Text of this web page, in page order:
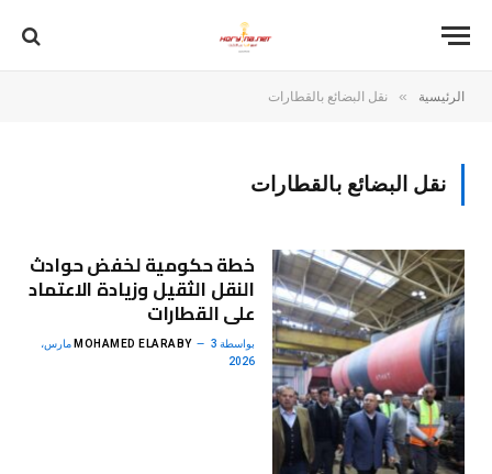
الرئيسية » نقل البضائع بالقطارات
نقل البضائع بالقطارات
خطة حكومية لخفض حوادث
النقل الثقيل وزيادة الاعتماد
على القطارات
بواسطة MOHAMED ELARABY 3 مارس،
2026